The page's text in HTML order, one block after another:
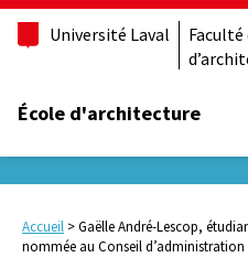
Université Laval
Faculté
École d'architecture
Accueil >Gaëlle André-Lescop,
nommée au Conseil